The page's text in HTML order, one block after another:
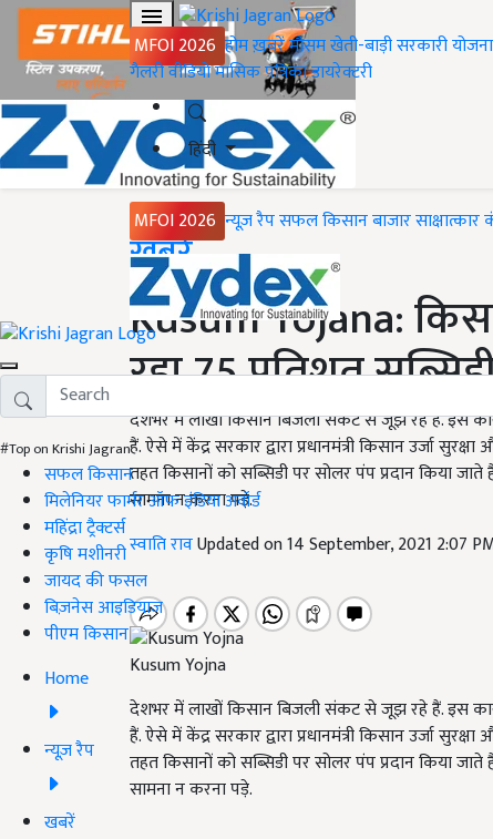
MFOI 2026 होमख़बरेंमौसमखेती-बाड़ीसरकारी
गैलरीवीडियोमासिक पत्रिकाडायरेक्टरी
हिंदी
MFOI 2026 न्यूज़ रैपसफल किसानबाजारसाक्षात्कार
#Top on Krishi Jagran
सफल किसान
मिलेनियर फार्मर ऑफ इंडिया अवॉर्ड
महिंद्रा ट्रैक्टर्स
कृषि मशीनरी
जायद की फसल
बिज़नेस आइडियाज
पीएम किसान
Home
न्यूज़ रैप
खबरें
Home
ख़बरें
Kusum Yojana:
रहा 75 प्रतिशत
देशभर में लाखों किसान बिजली संकट से जूझ रहे हैं. इस
हैं. ऐसे में केंद्र सरकार द्वारा प्रधानमंत्री किसान उर्जा
तहत किसानों को सब्सिडी पर सोलर पंप प्रदान किया
सामना न करना पड़े.
स्वाति रावUpdated on 14 September, 2021 2:07
Kusum Yojna
देशभर में लाखों किसान बिजली संकट से जूझ रहे हैं. इस
हैं. ऐसे में केंद्र सरकार द्वारा प्रधानमंत्री किसान उर्जा
तहत किसानों को सब्सिडी पर सोलर पंप प्रदान किया
सामना न करना पड़े.